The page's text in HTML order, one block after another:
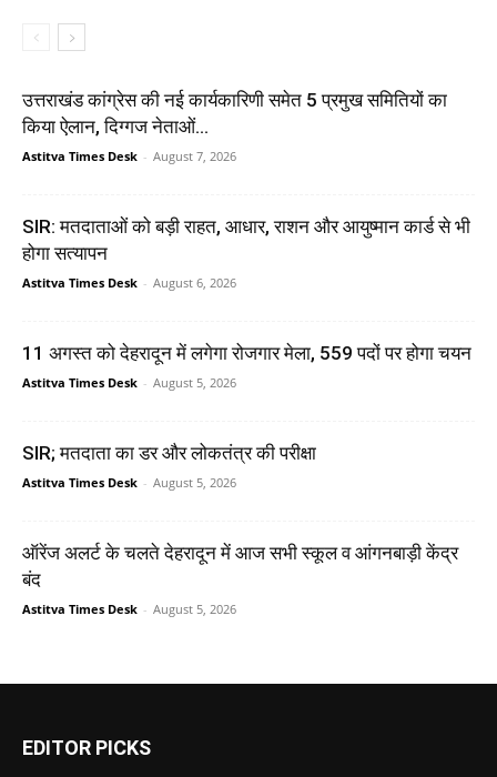
उत्तराखंड कांग्रेस की नई कार्यकारिणी समेत 5 प्रमुख समितियों का
किया ऐलान, दिग्गज नेताओं...
Astitva Times Desk - August 7, 2026
SIR: मतदाताओं को बड़ी राहत, आधार, राशन और आयुष्मान कार्ड से भी
होगा सत्यापन
Astitva Times Desk - August 6, 2026
11 अगस्त को देहरादून में लगेगा रोजगार मेला, 559 पदों पर होगा चयन
Astitva Times Desk - August 5, 2026
SIR; मतदाता का डर और लोकतंत्र की परीक्षा
Astitva Times Desk - August 5, 2026
ऑरेंज अलर्ट के चलते देहरादून में आज सभी स्कूल व आंगनबाड़ी केंद्र
बंद
Astitva Times Desk - August 5, 2026
EDITOR PICKS